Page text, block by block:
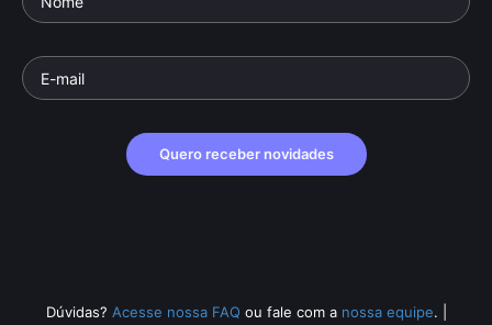
Quero receber novidades
Dúvidas? Acesse nossa FAQ ou fale com a nossa equipe.